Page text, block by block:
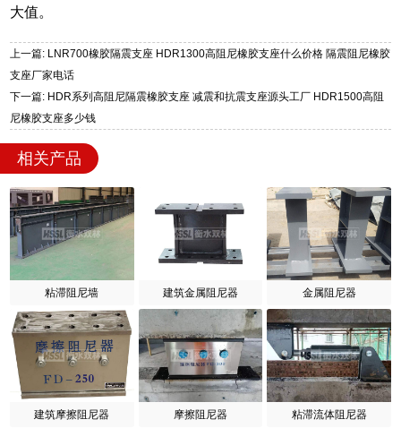
大值。
上一篇: LNR700橡胶隔震支座 HDR1300高阻尼橡胶支座什么价格 隔震阻尼橡胶
支座厂家电话
下一篇: HDR系列高阻尼隔震橡胶支座 减震和抗震支座源头工厂 HDR1500高阻
尼橡胶支座多少钱
相关产品
粘滞阻尼墙 建筑金属阻尼器 金属阻尼器
建筑摩擦阻尼器 摩擦阻尼器 粘滞流体阻尼器